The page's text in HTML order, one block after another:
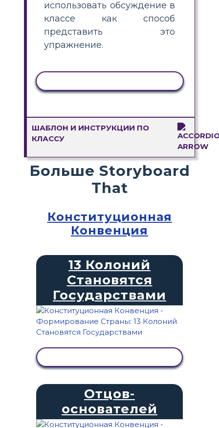
использовать обсуждение в
классе как способ
представить это
упражнение.
ШАБЛОН И ИНСТРУКЦИИ ПО
КЛАССУ
Больше Storyboard
That
Конституционная
Конвенция
13 Колоний
Становятся
Государствами
Отцов-
основателей